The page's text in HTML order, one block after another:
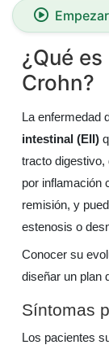
¿Qué
Crohn?
La enfermedad
intestinal (EII)
tracto digestivo,
por inflamación
remisión, y
estenosis o
Conocer su
diseñar un plan
Síntomas
Los pacientes